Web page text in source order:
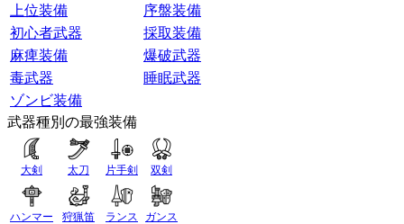
上位装備
序盤装備
初心者武器
採取装備
麻痺装備
爆破武器
毒武器
睡眠武器
ゾンビ装備
武器種別の最強装備
大剣 太刀 片手剣 双剣
ハンマー 狩猟笛 ランス ガンス